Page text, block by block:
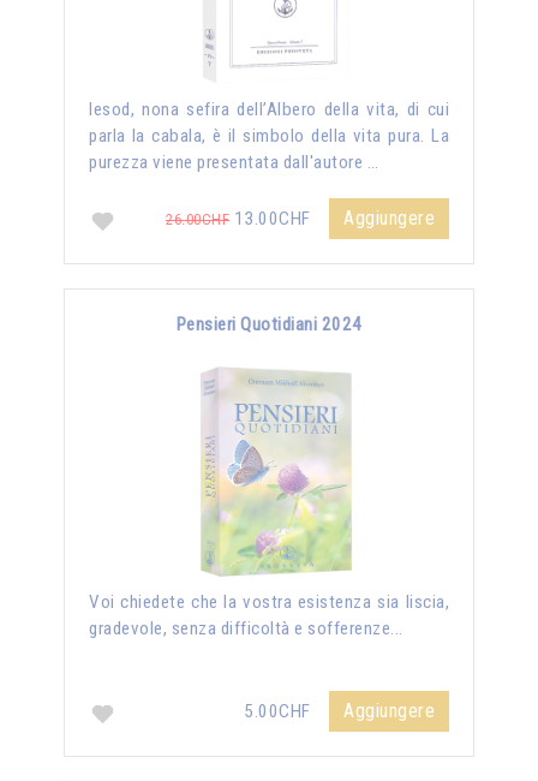
Iesod, nona sefira dell’Albero della vita, di cui
parla la cabala, è il simbolo della vita pura. La
purezza viene presentata dall'autore …
26.00CHF 13.00CHF Aggiungere
Pensieri Quotidiani 2024
Voi chiedete che la vostra esistenza sia liscia,
gradevole, senza difficoltà e sofferenze...
5.00CHF Aggiungere